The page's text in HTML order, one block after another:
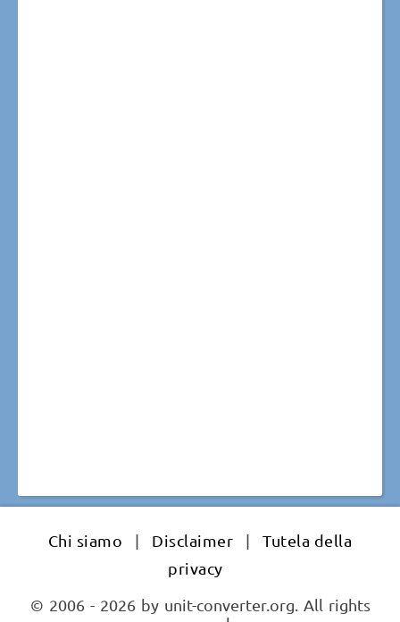
Chi siamo | Disclaimer |
Tutela della
privacy
© 2006 - 2026 by unit-converter.org. All rights